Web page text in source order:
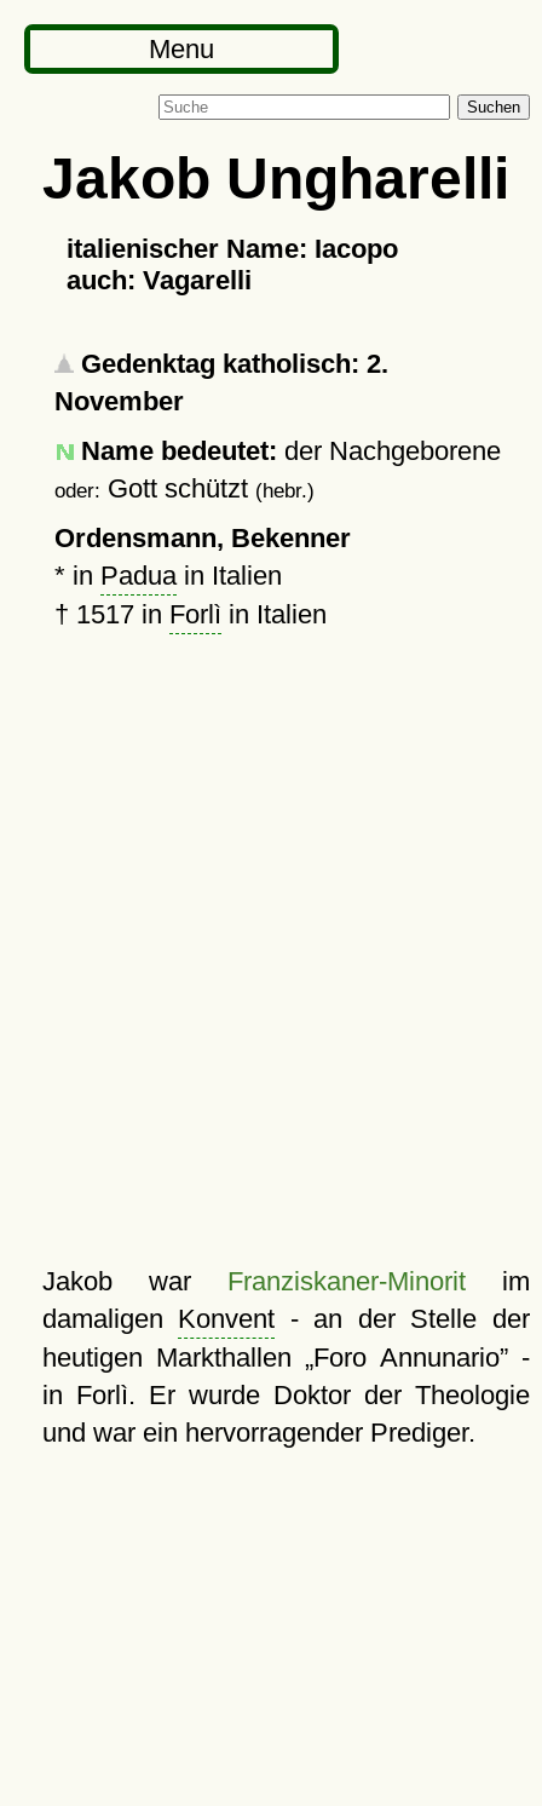
Menu
Suchen
Jakob Ungharelli
italienischer Name: Iacopo
auch: Vagarelli
Gedenktag katholisch: 2.
November
Name bedeutet: der Nachgeborene
oder: Gott schützt (hebr.)
Ordensmann, Bekenner
* in Paduain Italien
† 1517in Forlì in Italien
Jakob war Franziskaner-Minoritim
damaligen Konvent - an der Stelle der
heutigen Markthallen Foro Annunario -
in Forlì. Er wurde Doktor der Theologie
und war ein hervorragender Prediger.